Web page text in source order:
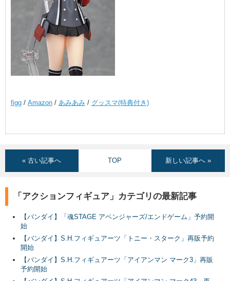
figg / Amazon / あみあみ / グッスマ(特典付き)
« 古い記事へ TOP 新しい記事へ »
「アクションフィギュア」カテゴリの最新記事
【バンダイ】「魂STAGE アベンジャーズ/エンドゲーム」予約開
始
【バンダイ】S.H.フィギュアーツ「トニー・スターク」再販予約
開始
【バンダイ】S.H.フィギュアーツ「アイアンマン マーク3」再販
予約開始